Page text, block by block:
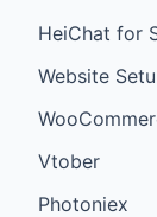
HeiChat for
Website
Vtober
Photoniex